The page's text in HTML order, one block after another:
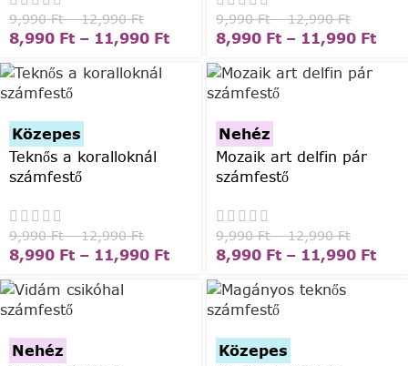
9,990Ft – 12,990Ft
8,990 Ft – 11,990 Ft
9,990Ft – 12,990Ft
8,990 Ft – 11,990 Ft
Közepes
Teknős a koralloknál
számfestő
9,990Ft – 12,990Ft
8,990 Ft – 11,990 Ft
Nehéz
Mozaik art delfin pár
számfestő
9,990Ft – 12,990Ft
8,990 Ft – 11,990 Ft
Nehéz
Közepes